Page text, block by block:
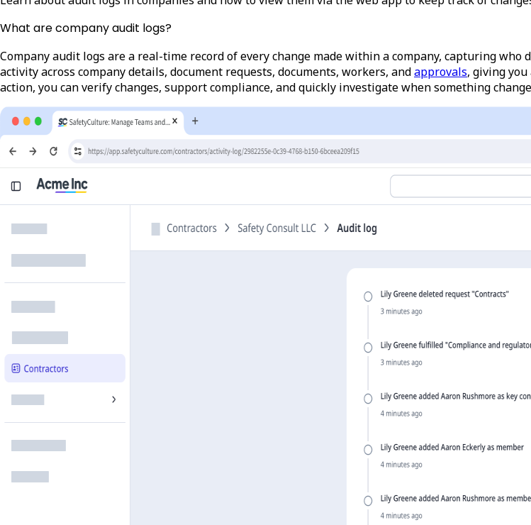
What are company audit logs?
Company audit logs are a real-time record of every change made within a company, capturing who
activity across company details, document requests, documents, workers, andapprovals, giving
action, you can verify changes, support compliance, and quickly investigate when something